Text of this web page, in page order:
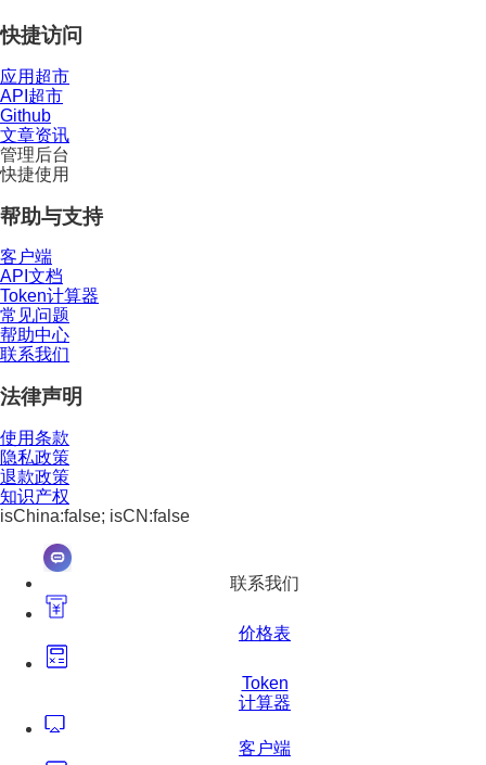
快捷访问
应用超市
API超市
Github
文章资讯
管理后台
快捷使用
帮助与支持
客户端
API文档
Token计算器
常见问题
帮助中心
联系我们
法律声明
使用条款
隐私政策
退款政策
知识产权
isChina:false; isCN:false
联系我们
价格表
Token
计算器
客户端